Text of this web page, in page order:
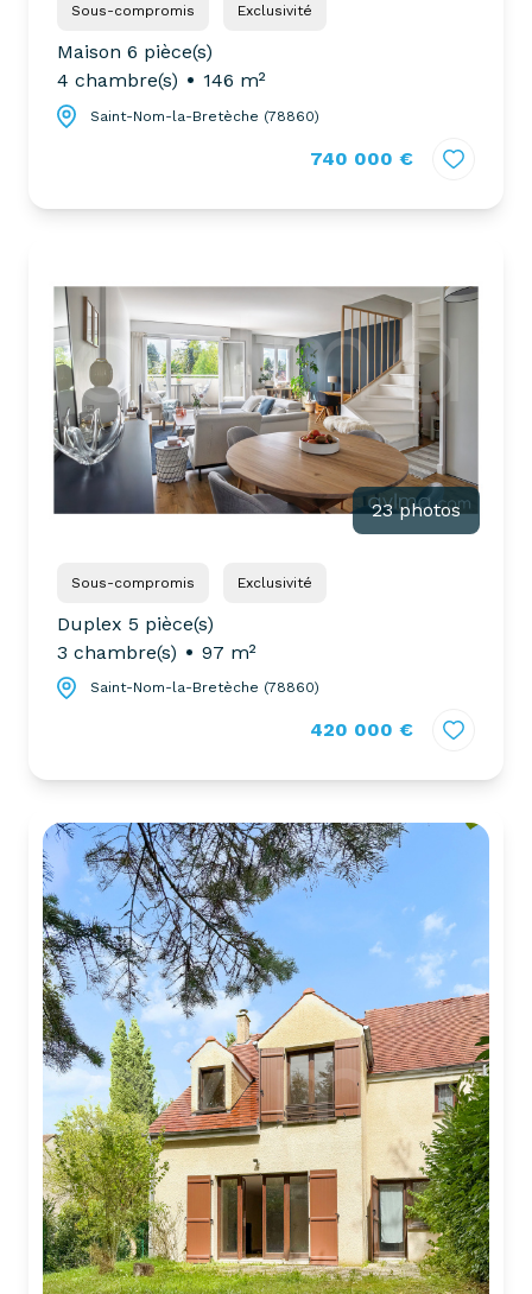
Sous-compromis Exclusivité
Maison 6 pièce(s)
4 chambre(s)
146 m²
Saint-Nom-la-Bretèche (78860)
740 000 €
23 photos
Sous-compromis Exclusivité
Duplex 5 pièce(s)
3 chambre(s)
97 m²
Saint-Nom-la-Bretèche (78860)
420 000 €